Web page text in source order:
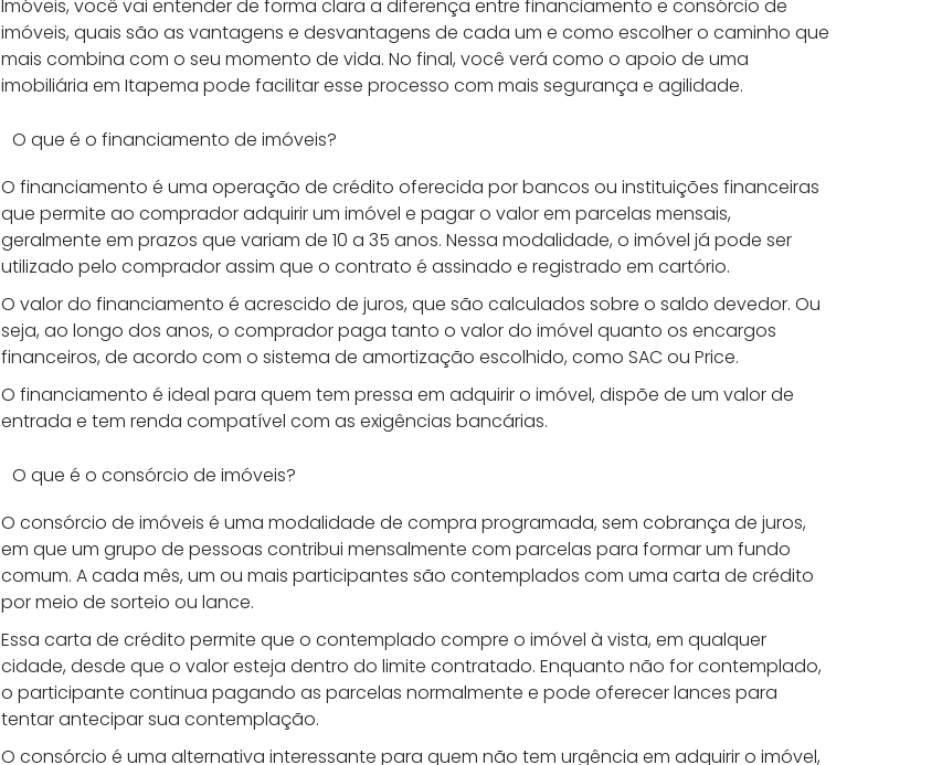
Imóveis, você vai entender de forma clara a diferença entre financiamento e consórcio de
imóveis, quais são as vantagens e desvantagens de cada um e como escolher o caminho que
mais combina com o seu momento de vida. No final, você verá como o apoio de uma
imobiliária em Itapema pode facilitar esse processo com mais segurança e agilidade.
O que é o financiamento de imóveis?
O financiamento é uma operação de crédito oferecida por bancos ou instituições financeiras
que permite ao comprador adquirir um imóvel e pagar o valor em parcelas mensais,
geralmente em prazos que variam de 10 a 35 anos. Nessa modalidade, o imóvel já pode ser
utilizado pelo comprador assim que o contrato é assinado e registrado em cartório.
O valor do financiamento é acrescido de juros, que são calculados sobre o saldo devedor. Ou
seja, ao longo dos anos, o comprador paga tanto o valor do imóvel quanto os encargos
financeiros, de acordo com o sistema de amortização escolhido, como SAC ou Price.
O financiamento é ideal para quem tem pressa em adquirir o imóvel, dispõe de um valor de
entrada e tem renda compatível com as exigências bancárias.
O que é o consórcio de imóveis?
O consórcio de imóveis é uma modalidade de compra programada, sem cobrança de juros,
em que um grupo de pessoas contribui mensalmente com parcelas para formar um fundo
comum. A cada mês, um ou mais participantes são contemplados com uma carta de crédito
por meio de sorteio ou lance.
Essa carta de crédito permite que o contemplado compre o imóvel à vista, em qualquer
cidade, desde que o valor esteja dentro do limite contratado. Enquanto não for contemplado,
o participante continua pagando as parcelas normalmente e pode oferecer lances para
tentar antecipar sua contemplação.
O consórcio é uma alternativa interessante para quem não tem urgência em adquirir o imóvel,